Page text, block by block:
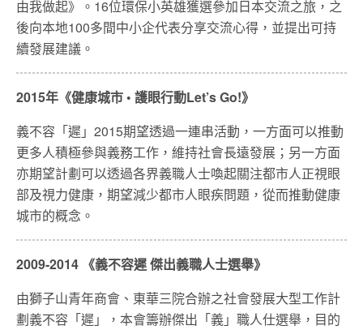
由我做起》。16位環保小英雄獲選參加日本交流之旅，之
後向本地100多間中小企代表分享交流心得，並提出可持
續發展建議。
2015年《健康城市 • 護眼行動Let’s Go!》
義不容「遲」 2015期望透過一連串活動， 一方面可以推動
更多人積極參與義務工作，維持社會長遠發展； 另一方面
亦期望計劃可以透過各界義職人士喚起關注都市人正視眼
部及視力健康，期望減少都市人眼疾問題，從而推動健康
城市的概念。
2009-2014 《義不容遲 傑出義職人士選舉》
由獅子山青年商會、東華三院合辦之社會發展大型工作計
劃義不容「遲」，本會籌辦傑出「義」職人仕選舉，目的